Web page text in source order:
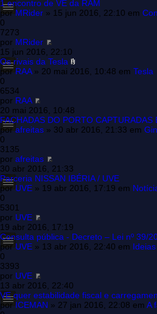
1 encontro de VE da RAM
porMRider » 15 jun 2016, 22:10 em
0
7273
por MRider
15 jun 2016, 22:10
Os rivais da Tesla
porRAA» 20 mai 2016, 10:48 em Tesla
0
6534
por RAA
20 mai 2016, 10:48
FACHADAS DO PORTO
porafreitas » 30 abr 2016, 21:33 em
0
3135
por afreitas
30 abr 2016, 21:33
Parceria NISSAN IBÉRIA / UVE
porUVE » 19 abr 2016, 17:19 em
0
5301
por UVE
19 abr 2016, 17:19
Consulta pública - Decreto – Lei nº 39/
porUVE » 13 abr 2016, 22:40 em
0
3393
por UVE
13 abr 2016, 22:40
VE quer estabilidade fiscal e
porICEMAN » 27 jan 2016, 22:08 em A